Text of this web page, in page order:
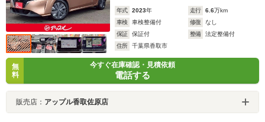
年式 2023年 走行 6.6万km
車検
車検整備付 修復
なし
保証
保証付 整備
法定整備付
住所
千葉県香取市
無
料
今すぐ在庫確認・見積依頼
電話する
販売店： アップル香取佐原店